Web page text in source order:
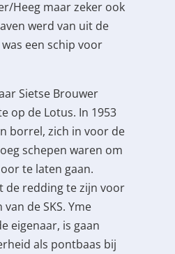
Heeg maar zeker ook
werd van uit de
een schip voor
Sietse Brouwer
op de Lotus. In 1953
borrel, zich in voor de
schepen waren om
te laten gaan.
de redding te zijn voor
de SKS. Yme
eigenaar, is gaan
als pontbaas bij